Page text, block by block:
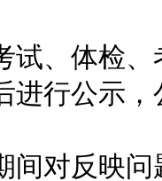
、体检、
进行公示
对反映问